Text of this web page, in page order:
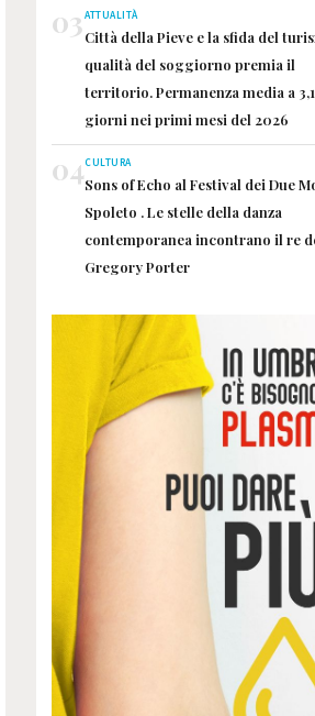
03ATTUALITÀ
Città della Pieve e la sfida del
qualità del soggiorno premia il
territorio. Permanenza media a
giorni nei primi mesi del 2026
04CULTURA
Sons of Echo al Festival dei Due
Spoleto . Le stelle della danza
contemporanea incontrano il re
Gregory Porter